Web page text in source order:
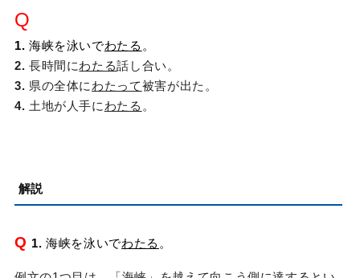
Q
1. 海峡を泳いでわたる
2.
長時間に わたる話し合い。
3.
県の全体に わたって 被害が出た。
4.
土地が人手に わたる
解説
Q 1. 海峡を泳いでわたる